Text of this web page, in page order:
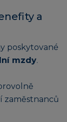
a
poskytované
mzdy.
zaměstnanců